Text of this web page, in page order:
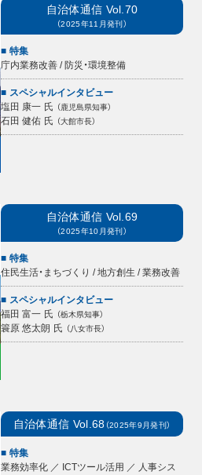
自治体通信 Vol.70
（2025年11月発刊）
特集
庁内業務改善 / 防災・環境整備
スペシャルインタビュー
塩田 康一 氏 （鹿児島県知事）
石田 健佑 氏 （大館市長）
自治体通信 Vol.69
（2025年10月発刊）
特集
住民生活・まちづくり / 地方創生 / 業務改善
スペシャルインタビュー
福田 富一 氏 （栃木県知事）
簑原 悠太朗 氏 （八女市長）
自治体通信 Vol.68 （2025年9月発刊）
特集
業務効率化 ／ ICTツール活用 ／ 人事シス